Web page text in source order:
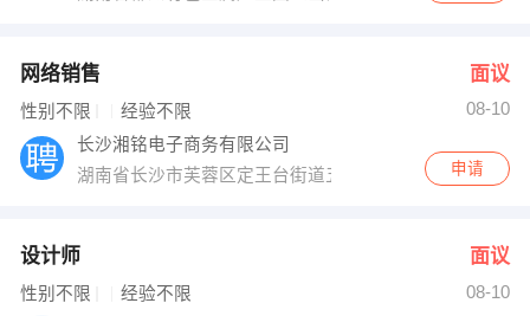
网络IT
快递员
收银员 技术员/工程师
出纳
网络销售 面议
性别不限 经验不限
08-10
长沙湘铭电子商务有限公司
湖南省长沙市芙蓉区定王台街道五一大道中天广场行政公
申请
设计师 面议
性别不限 经验不限
08-10